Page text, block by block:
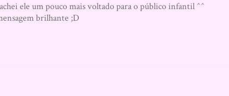
ele um pouco mais voltado para o público infantil ^^
brilhante ;D